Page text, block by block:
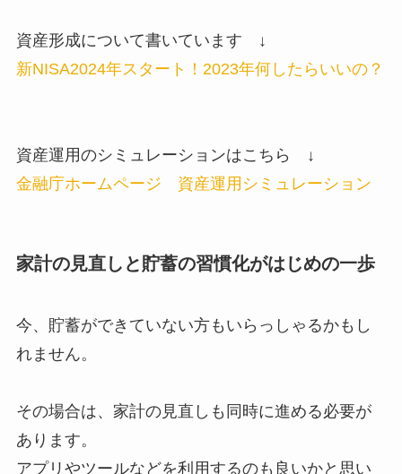
資産形成について書いています ↓
新NISA2024年スタート！2023年何したらいいの？
資産運用のシミュレーションはこちら ↓
金融庁ホームページ 資産運用シミュレーション
家計の見直しと貯蓄の習慣化がはじめの一歩
今、貯蓄ができていない方もいらっしゃるかもし
れません。
その場合は、家計の見直しも同時に進める必要が
あります。
アプリやツールなどを利用するのも良いかと思い